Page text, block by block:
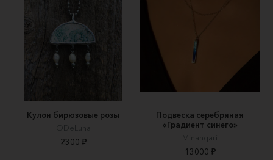
Кулон бирюзовые розы
ODeLuna
2300 ₽
Подвеска серебряная
«Градиент синего»
Minanqari
13000 ₽